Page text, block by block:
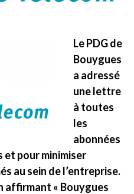
Le PDG de
Bouygues
a adressé
une lettre
à toutes
les
abonnées
et pour minimiser
au sein de l’entreprise.
affirmant « Bouygues